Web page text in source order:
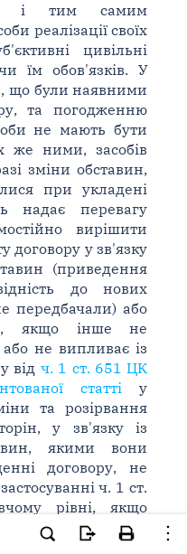
і тим самим
реалізації своїх
цивільні
їм обов'язків. У
що були наявними
та погодженню
не мають бути
же ними, засобів
зміни обставин,
при укладені
надає перевагу
вирішити
договору у зв'язку
(приведення
до нових
передбачали) або
якщо інше не
не випливає із
від ч. 1 ст. 651 ЦК
статті у
та розірвання
у зв'язку із
якими вони
договору, не
ч. 1 ст.
рівні, якщо
його розірвання.
до положень ч.